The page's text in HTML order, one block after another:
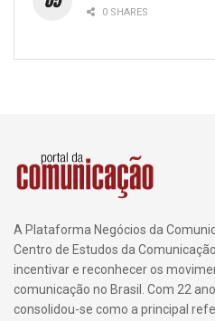
0 SHARES
A Plataforma Negócios da
Centro de Estudos da
incentivar e reconhecer os
comunicação no Brasil. Com 22
consolidou-se como a principal